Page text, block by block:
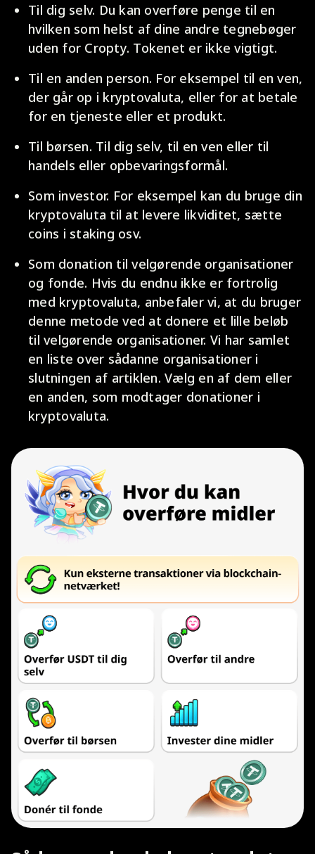
Til dig selv. Du kan overføre penge til en
hvilken som helst af dine andre tegnebøger
uden for Cropty. Tokenet er ikke vigtigt.
Til en anden person. For eksempel til en ven,
der går op i kryptovaluta, eller for at betale
for en tjeneste eller et produkt.
Til børsen. Til dig selv, til en ven eller til
handels eller opbevaringsformål.
Som investor. For eksempel kan du bruge din
kryptovaluta til at levere likviditet, sætte
coins i staking osv.
Som donation til velgørende organisationer
og fonde. Hvis du endnu ikke er fortrolig
med kryptovaluta, anbefaler vi, at du bruger
denne metode ved at donere et lille beløb
til velgørende organisationer. Vi har samlet
en liste over sådanne organisationer i
slutningen af artiklen. Vælg en af dem eller
en anden, som modtager donationer i
kryptovaluta.